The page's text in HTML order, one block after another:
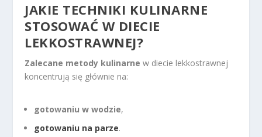
JAKIE TECHNIKI KULINARNE
STOSOWAĆ W DIECIE
LEKKOSTRAWNEJ?
Zalecane metody kulinarne w diecie lekkostrawnej
koncentrują się głównie na:
gotowaniu w wodzie,
gotowaniu na parze.